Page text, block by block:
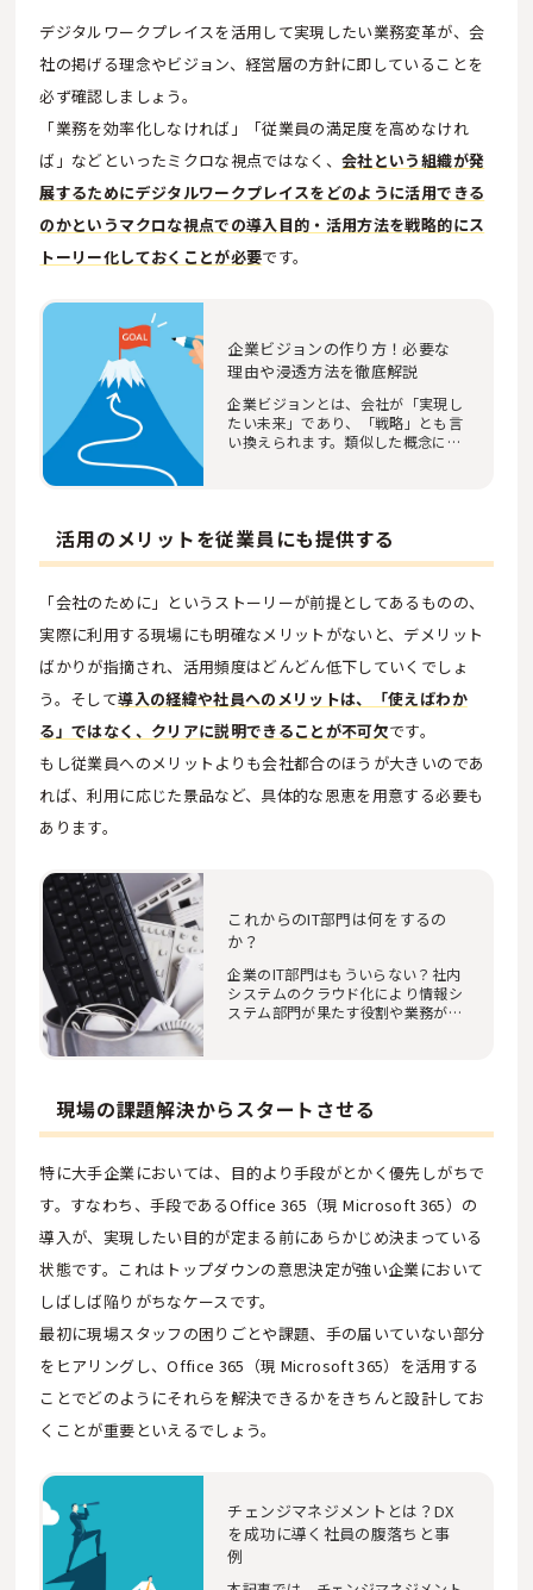
デジタルワークプレイスを活用して実現したい業務変革が、会
社の掲げる理念やビジョン、経営層の方針に即していることを
必ず確認しましょう。
「業務を効率化しなければ」「従業員の満足度を高めなけれ
ば」などといったミクロな視点ではなく、会社という組織が発
展するためにデジタルワークプレイスをどのように活用できる
のかというマクロな視点での導入目的・活用方法を戦略的にス
トーリー化しておくことが必要です。
企業ビジョンの作り方！必要な
理由や浸透方法を徹底解説
企業ビジョンとは、会社が「実現し
たい未来」であり、「戦略」とも言
い換えられます。類似した概念に、
活用のメリットを従業員にも提供する
「会社のために」というストーリーが前提としてあるものの、
実際に利用する現場にも明確なメリットがないと、デメリット
ばかりが指摘され、活用頻度はどんどん低下していくでしょ
う。そして導入の経緯や社員へのメリットは、「使えばわか
る」ではなく、クリアに説明できることが不可欠です。
もし従業員へのメリットよりも会社都合のほうが大きいのであ
れば、利用に応じた景品など、具体的な恩恵を用意する必要も
あります。
これからのIT部門は何をするの
か？
企業のIT部門はもういらない？社内
システムのクラウド化により情報シ
ステム部門が果たす役割や業務が大
現場の課題解決からスタートさせる
特に大手企業においては、目的より手段がとかく優先しがちで
す。すなわち、手段であるOffice 365（現 Microsoft 365）の
導入が、実現したい目的が定まる前にあらかじめ決まっている
状態です。これはトップダウンの意思決定が強い企業において
しばしば陥りがちなケースです。
最初に現場スタッフの困りごとや課題、手の届いていない部分
をヒアリングし、Office 365（現 Microsoft 365）を活用する
ことでどのようにそれらを解決できるかをきちんと設計してお
くことが重要といえるでしょう。
チェンジマネジメントとは？DX
を成功に導く社員の腹落ちと事
例